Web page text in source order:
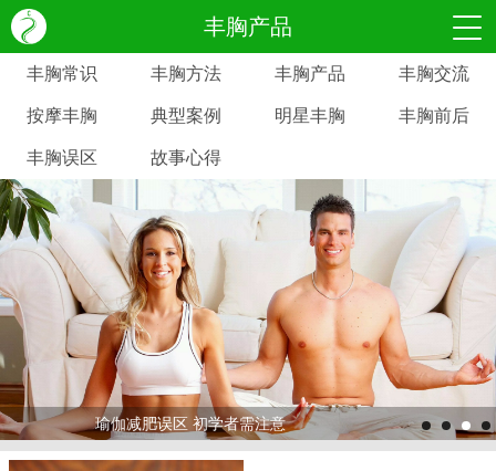
丰胸产品
丰胸常识 丰胸方法 丰胸产品 丰胸交流
按摩丰胸 典型案例 明星丰胸 丰胸前后
丰胸误区 故事心得
瑜伽减肥误区 初学者需注意
>